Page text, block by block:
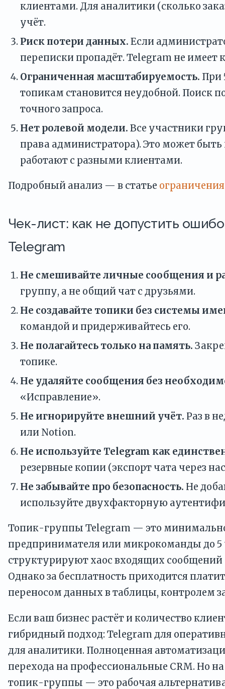
клиентами. Для аналитики (сколько
учёт.
Риск потери данных. Если
переписки пропадёт. Telegram не имеет
Ограниченная масштабируемость. При
топикам становится неудобной. Поиск
точного запроса.
Нет ролевой модели. Все участники
права администратора). Это может
работают с разными клиентами.
Подробный анализ — в статье
Чек-лист: как не допустить
Telegram
Не смешивайте личные сообщения и
группу, а не общий чат с друзьями.
Не создавайте топики без системы
командой и придерживайтесь его.
Не полагайтесь только на память.
топике.
Не удаляйте сообщения без
«Исправление».
Не игнорируйте внешний учёт. Раз в
или Notion.
Не используйте Telegram как
резервные копии (экспорт чата через
Не забывайте про безопасность. Не
используйте двухфакторную
Топик-группы Telegram — это
предпринимателя или микрокоманды до
структурируют хаос входящих сообщений
Однако за бесплатность приходится
переносом данных в таблицы, контролем
Если ваш бизнес растёт и количество
гибридный подход: Telegram для
для аналитики. Полноценная
перехода на профессиональные CRM. Но
топик-группы — это рабочая